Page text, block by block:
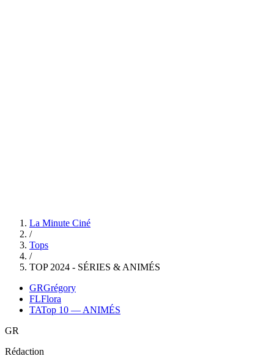
Top 10 — ANIMÉS
La Minute Ciné
/
Tops
/
TOP 2024 - SÉRIES & ANIMÉS
GRGrégory
FLFlora
TATop 10 — ANIMÉS
GR
Rédaction